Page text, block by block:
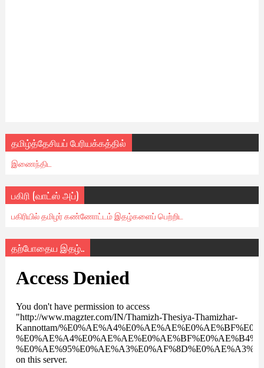
தமிழ்த்தேசியப் பேரியக்கத்தில்
இணைந்திட
பகிரி (வாட்ஸ் அப்)
பகிரியில் தமிழர் கண்ணோட்டம் இதழ்களைப் பெற்றிட
தற்போதைய இதழ்..